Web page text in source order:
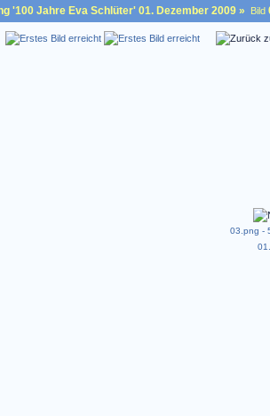
'100 Jahre Eva Schlüter' 01. Dezember 2009 » Bild
03.png -